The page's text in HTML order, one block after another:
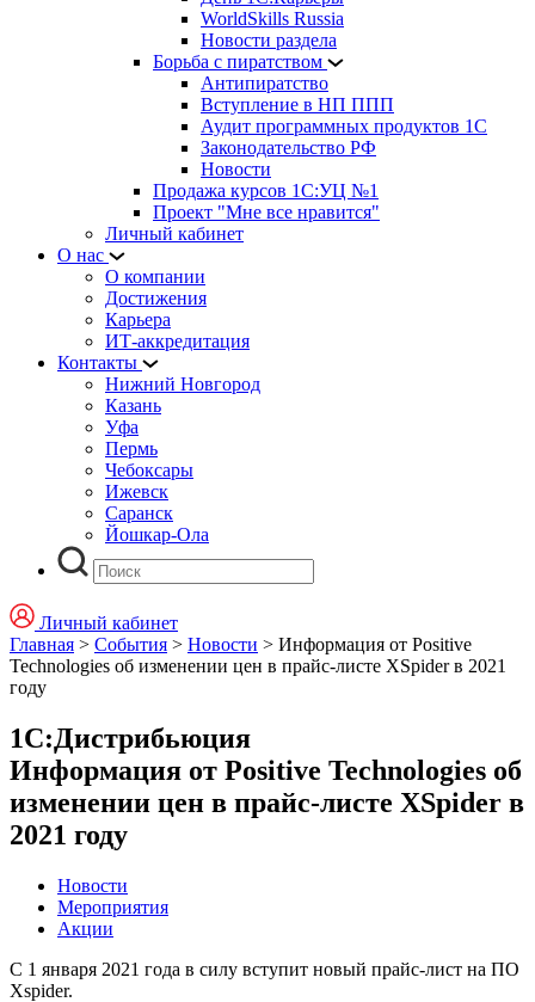
WorldSkills Russia
Новости раздела
Борьба с пиратством
Антипиратство
Вступление в НП ППП
Аудит программных продуктов 1С
Законодательство РФ
Новости
Продажа курсов 1С:УЦ №1
Проект "Мне все нравится"
Личный кабинет
О нас
О компании
Достижения
Карьера
ИТ-аккредитация
Контакты
Нижний Новгород
Казань
Уфа
Пермь
Чебоксары
Ижевск
Саранск
Йошкар-Ола
Личный кабинет
Главная > События > Новости > Информация от Positive
Technologies об изменении цен в прайс-листе XSpider в 2021
году
1С:Дистрибьюция
Информация от Positive Technologies об
изменении цен в прайс-листе XSpider в
2021 году
Новости
Мероприятия
Акции
С 1 января 2021 года в силу вступит новый прайс-лист на ПО
Xspider.